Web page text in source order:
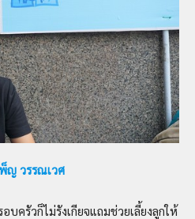
ญ วรรณเวศ
บครัวก็ไม่รังเกียจแถมช่วยเลี้ยงลูกให้